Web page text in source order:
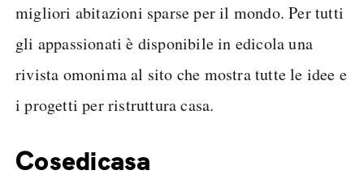
migliori abitazioni sparse per il mondo. Per tutti
gli appassionati è disponibile in edicola una
rivista omonima al sito che mostra tutte le idee e
i progetti per ristruttura casa.
Cosedicasa